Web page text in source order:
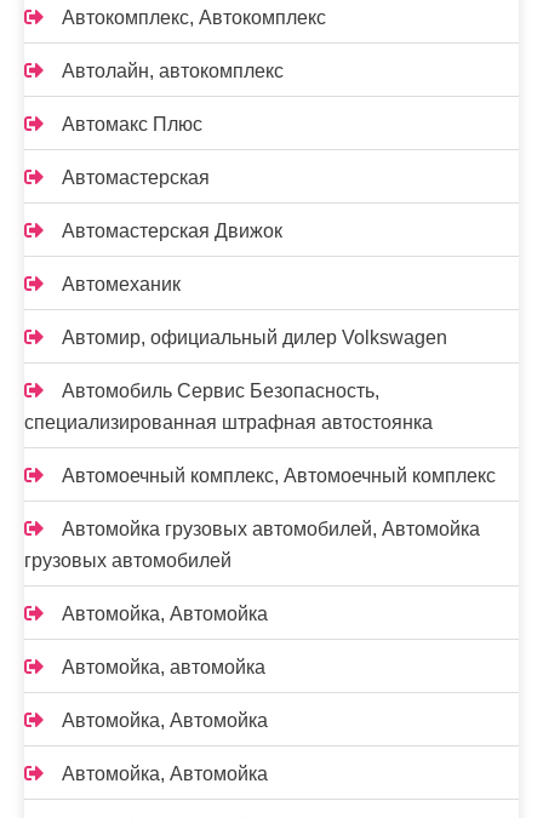
Автокомплекс, Автокомплекс
Автолайн, автокомплекс
Автомакс Плюс
Автомастерская
Автомастерская Движок
Автомеханик
Автомир, официальный дилер Volkswagen
Автомобиль Сервис Безопасность,
специализированная штрафная автостоянка
Автомоечный комплекс, Автомоечный комплекс
Автомойка грузовых автомобилей, Автомойка
грузовых автомобилей
Автомойка, Автомойка
Автомойка, автомойка
Автомойка, Автомойка
Автомойка, Автомойка